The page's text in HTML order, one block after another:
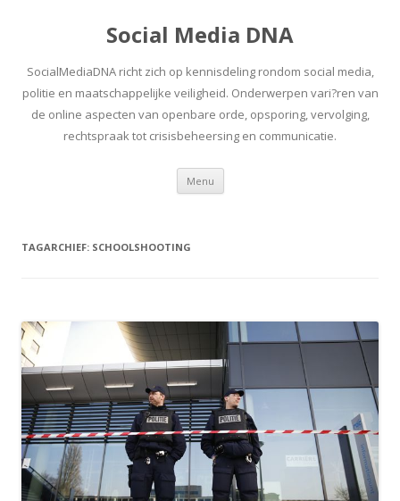
Social Media DNA
SocialMediaDNA richt zich op kennisdeling rondom social media,
politie en maatschappelijke veiligheid. Onderwerpen vari?ren van
de online aspecten van openbare orde, opsporing, vervolging,
rechtspraak tot crisisbeheersing en communicatie.
Menu Spring
inhoud
TAGARCHIEF: SCHOOLSHOOTING